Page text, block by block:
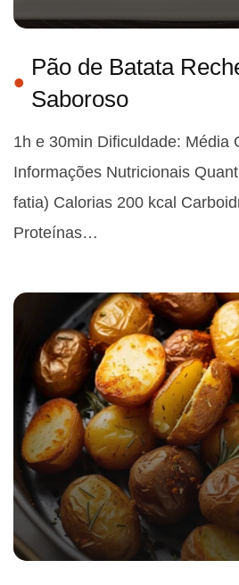
Pão de Batata
Saboroso
1h e 30min Dificuldade: Média
Informações Nutricionais
fatia) Calorias 200 kcal
Proteínas…